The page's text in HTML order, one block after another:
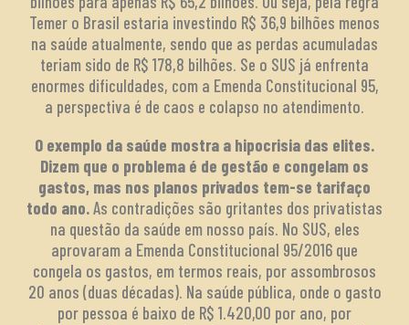
Temer o Brasil estaria investindo R$ 36,9 bilhões menos
na saúde atualmente, sendo que as perdas acumuladas
teriam sido de R$ 178,8 bilhões. Se o SUS já enfrenta
enormes dificuldades, com a Emenda Constitucional 95,
a perspectiva é de caos e colapso no atendimento.
O exemplo da saúde mostra a hipocrisia das elites.
Dizem que o problema é de gestão e congelam os
gastos, mas nos planos privados tem-se tarifaço
todo ano.As contradições são gritantes dos privatistas
na questão da saúde em nosso país. No SUS, eles
aprovaram a Emenda Constitucional 95/2016 que
congela os gastos, em termos reais, por assombrosos
20 anos (duas décadas). Na saúde pública, onde o gasto
por pessoa é baixo de R$ 1.420,00 por ano, por